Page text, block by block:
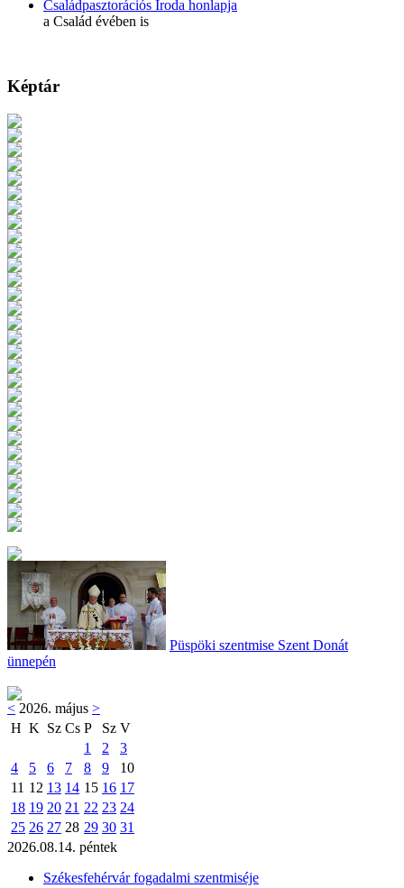
Családpasztorációs Iroda honlapja
a Család évében is
Képtár
Püspöki szentmise Szent Donát
ünnepén
< 2026. május >
H K Sz Cs P Sz V
1
2
3
4
5 6 7 8 9
10
11 12 13 14 15 16 17
18 19 20 21 22 23 24
25 26 27 28 29 30 31
2026.08.14. péntek
Székesfehérvár fogadalmi szentmiséje